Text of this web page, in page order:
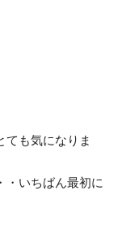
ても気になりま
・いちばん最初に